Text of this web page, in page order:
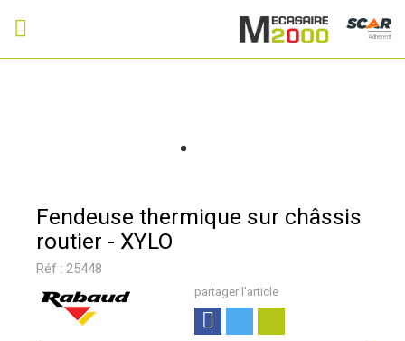
Adhérent
Fendeuse thermique sur châssis
routier - XYLO
Réf : 25448
partager l'article